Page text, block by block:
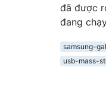
đã được
đang
samsung-
usb-mass-